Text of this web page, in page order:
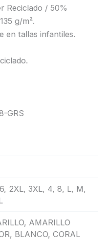
Reciclado / 50%
g/m².
en tallas infantiles.
GRS
2XL, 3XL, 4, 8, L, M,
AMARILLO
BLANCO, CORAL